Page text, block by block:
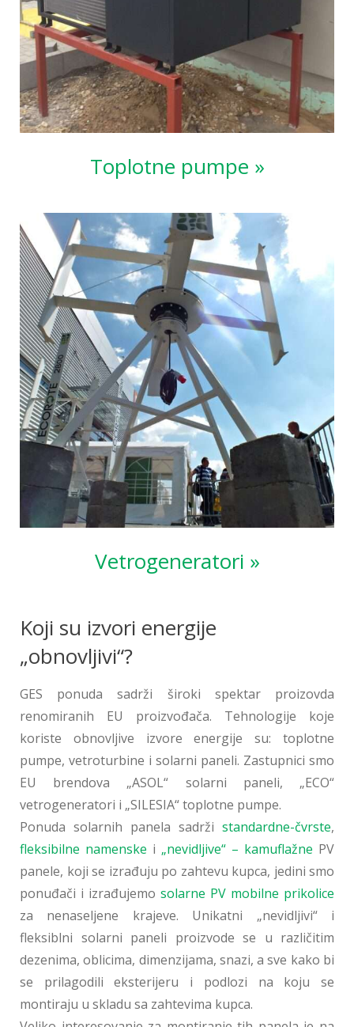
Toplotne pumpe »
Vetrogeneratori »
Koji su izvori energije
„obnovljivi“?
GES ponuda sadrži široki spektar proizovda
renomiranih EU proizvođača. Tehnologije koje
koriste obnovljive izvore energije su: toplotne
pumpe, vetroturbine i solarni paneli. Zastupnici smo
EU brendova „ASOL“ solarni paneli, „ECO“
vetrogeneratori i „SILESIA“ toplotne pumpe.
Ponuda solarnih panela sadrži standardne-čvrste,
fleksibilne namenske i „nevidljive“ – kamuflažne PV
panele, koji se izrađuju po zahtevu kupca, jedini smo
ponuđači i izrađujemo solarne PV mobilne prikolice
za nenaseljene krajeve. Unikatni „nevidljivi“ i
fleksiblni solarni paneli proizvode se u različitim
dezenima, oblicima, dimenzijama, snazi, a sve kako bi
se prilagodili eksterijeru i podlozi na koju se
montiraju u skladu sa zahtevima kupca.